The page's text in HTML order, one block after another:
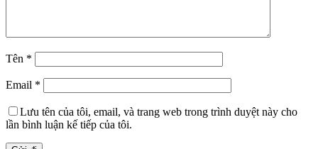
Tên *
Email *
Lưu tên của tôi, email, và trang web trong trình duyệt này cho
lần bình luận kế tiếp của tôi.